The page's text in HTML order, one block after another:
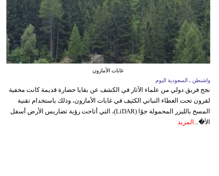
غابات الأمازون
واشنطن ـ السعودية اليوم
نجح فريق دولي من علماء الآثار في الكشف عن بقايا حضارة قديمة كانت مخفية
لقرون تحت الغطاء النباتي الكثيف في غابات الأمازون، وذلك باستخدام تقنية
المسح بالليزر المحمولة جوًا (LiDAR)، التي أتاحت رؤية تضاريس الأرض أسفل
الأ�... المزيد